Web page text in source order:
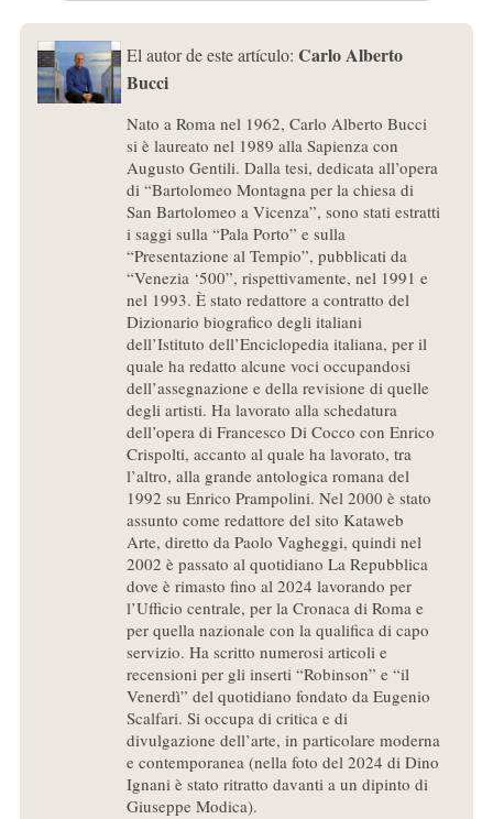
El autor de este artículo: Carlo Alberto
Bucci
Nato a Roma nel 1962, Carlo Alberto Bucci
si è laureato nel 1989 alla Sapienza con
Augusto Gentili. Dalla tesi, dedicata all’opera
di “Bartolomeo Montagna per la chiesa di
San Bartolomeo a Vicenza”, sono stati estratti
i saggi sulla “Pala Porto” e sulla
“Presentazione al Tempio”, pubblicati da
“Venezia ‘500”, rispettivamente, nel 1991 e
nel 1993. È stato redattore a contratto del
Dizionario biografico degli italiani
dell’Istituto dell’Enciclopedia italiana, per il
quale ha redatto alcune voci occupandosi
dell’assegnazione e della revisione di quelle
degli artisti. Ha lavorato alla schedatura
dell’opera di Francesco Di Cocco con Enrico
Crispolti, accanto al quale ha lavorato, tra
l’altro, alla grande antologica romana del
1992 su Enrico Prampolini. Nel 2000 è stato
assunto come redattore del sito Kataweb
Arte, diretto da Paolo Vagheggi, quindi nel
2002 è passato al quotidiano La Repubblica
dove è rimasto fino al 2024 lavorando per
l’Ufficio centrale, per la Cronaca di Roma e
per quella nazionale con la qualifica di capo
servizio. Ha scritto numerosi articoli e
recensioni per gli inserti “Robinson” e “il
Venerdì” del quotidiano fondato da Eugenio
Scalfari. Si occupa di critica e di
divulgazione dell’arte, in particolare moderna
e contemporanea (nella foto del 2024 di Dino
Ignani è stato ritratto davanti a un dipinto di
Giuseppe Modica).